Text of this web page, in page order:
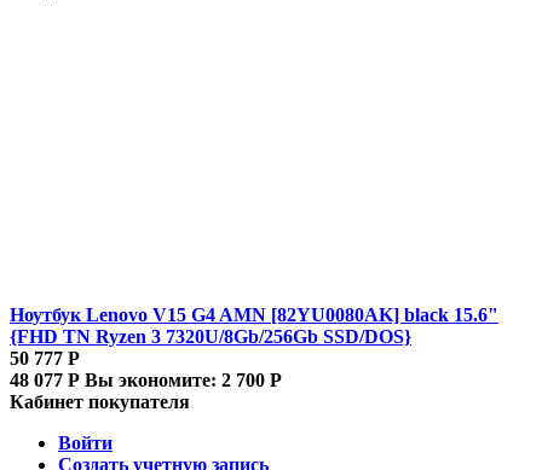
Ноутбук Lenovo V15 G4 AMN [82YU0080AK] black 15.6"
{FHD TN Ryzen 3 7320U/8Gb/256Gb SSD/DOS}
50 777 Р
48 077 Р Вы экономите: 2 700 Р
Кабинет покупателя
Войти
Создать учетную запись